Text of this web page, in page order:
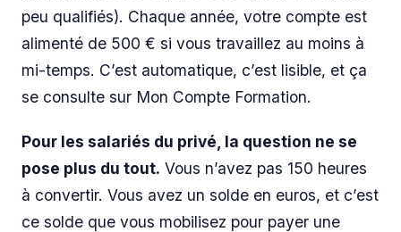
peu qualifiés). Chaque année, votre compte est
alimenté de 500 € si vous travaillez au moins à
mi-temps. C’est automatique, c’est lisible, et ça
se consulte sur Mon Compte Formation.
Pour les salariés du privé, la question ne se
pose plus du tout. Vous n’avez pas 150 heures
à convertir. Vous avez un solde en euros, et c’est
ce solde que vous mobilisez pour payer une